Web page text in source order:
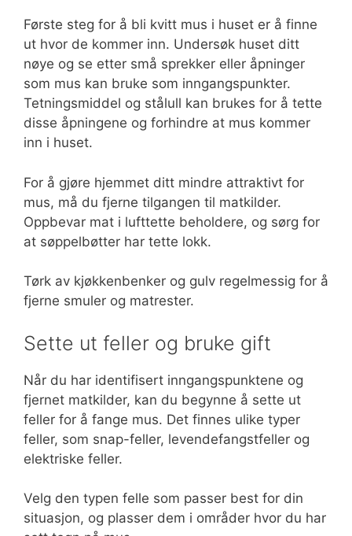
Første steg for å bli kvitt mus i huset er å finne
ut hvor de kommer inn. Undersøk huset ditt
nøye og se etter små sprekker eller åpninger
som mus kan bruke som inngangspunkter.
Tetningsmiddel og stålull kan brukes for å tette
disse åpningene og forhindre at mus kommer
inn i huset.
For å gjøre hjemmet ditt mindre attraktivt for
mus, må du fjerne tilgangen til matkilder.
Oppbevar mat i lufttette beholdere, og sørg for
at søppelbøtter har tette lokk.
Tørk av kjøkkenbenker og gulv regelmessig for å
fjerne smuler og matrester.
Sette ut feller og bruke gift
Når du har identifisert inngangspunktene og
fjernet matkilder, kan du begynne å sette ut
feller for å fange mus. Det finnes ulike typer
feller, som snap-feller, levendefangstfeller og
elektriske feller.
Velg den typen felle som passer best for din
situasjon, og plasser dem i områder hvor du har